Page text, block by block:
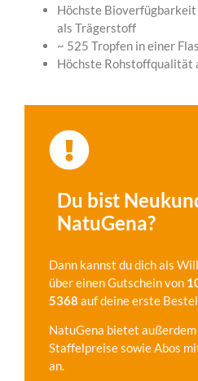
Höchste
als Trägerstoff
~ 525 Tropfen in einer
Höchste Rohstoffqualität
Du bist
NatuGena?
Dann kannst du dich als
über einen Gutschein von
5368 auf deine erste
NatuGena bietet
Staffelpreise sowie Abos
an.